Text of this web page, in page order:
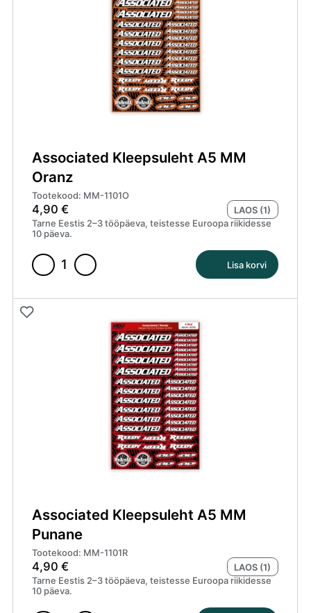
Associated Kleepsuleht A5 MM
Oranz
Tootekood: MM-1101O
4,90€
LAOS (1)
Tarne Eestis 2–3 tööpäeva, teistesse Euroopa riikidesse
10 päeva.
Associated
A5
Lisa korvi
Associated Kleepsuleht A5 MM
Punane
Tootekood: MM-1101R
4,90€
LAOS (1)
Tarne Eestis 2–3 tööpäeva, teistesse Euroopa riikidesse
10 päeva.